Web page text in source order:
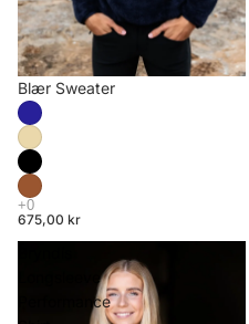
Blær Sweater
675,00 kr
Longsleeve
Performance